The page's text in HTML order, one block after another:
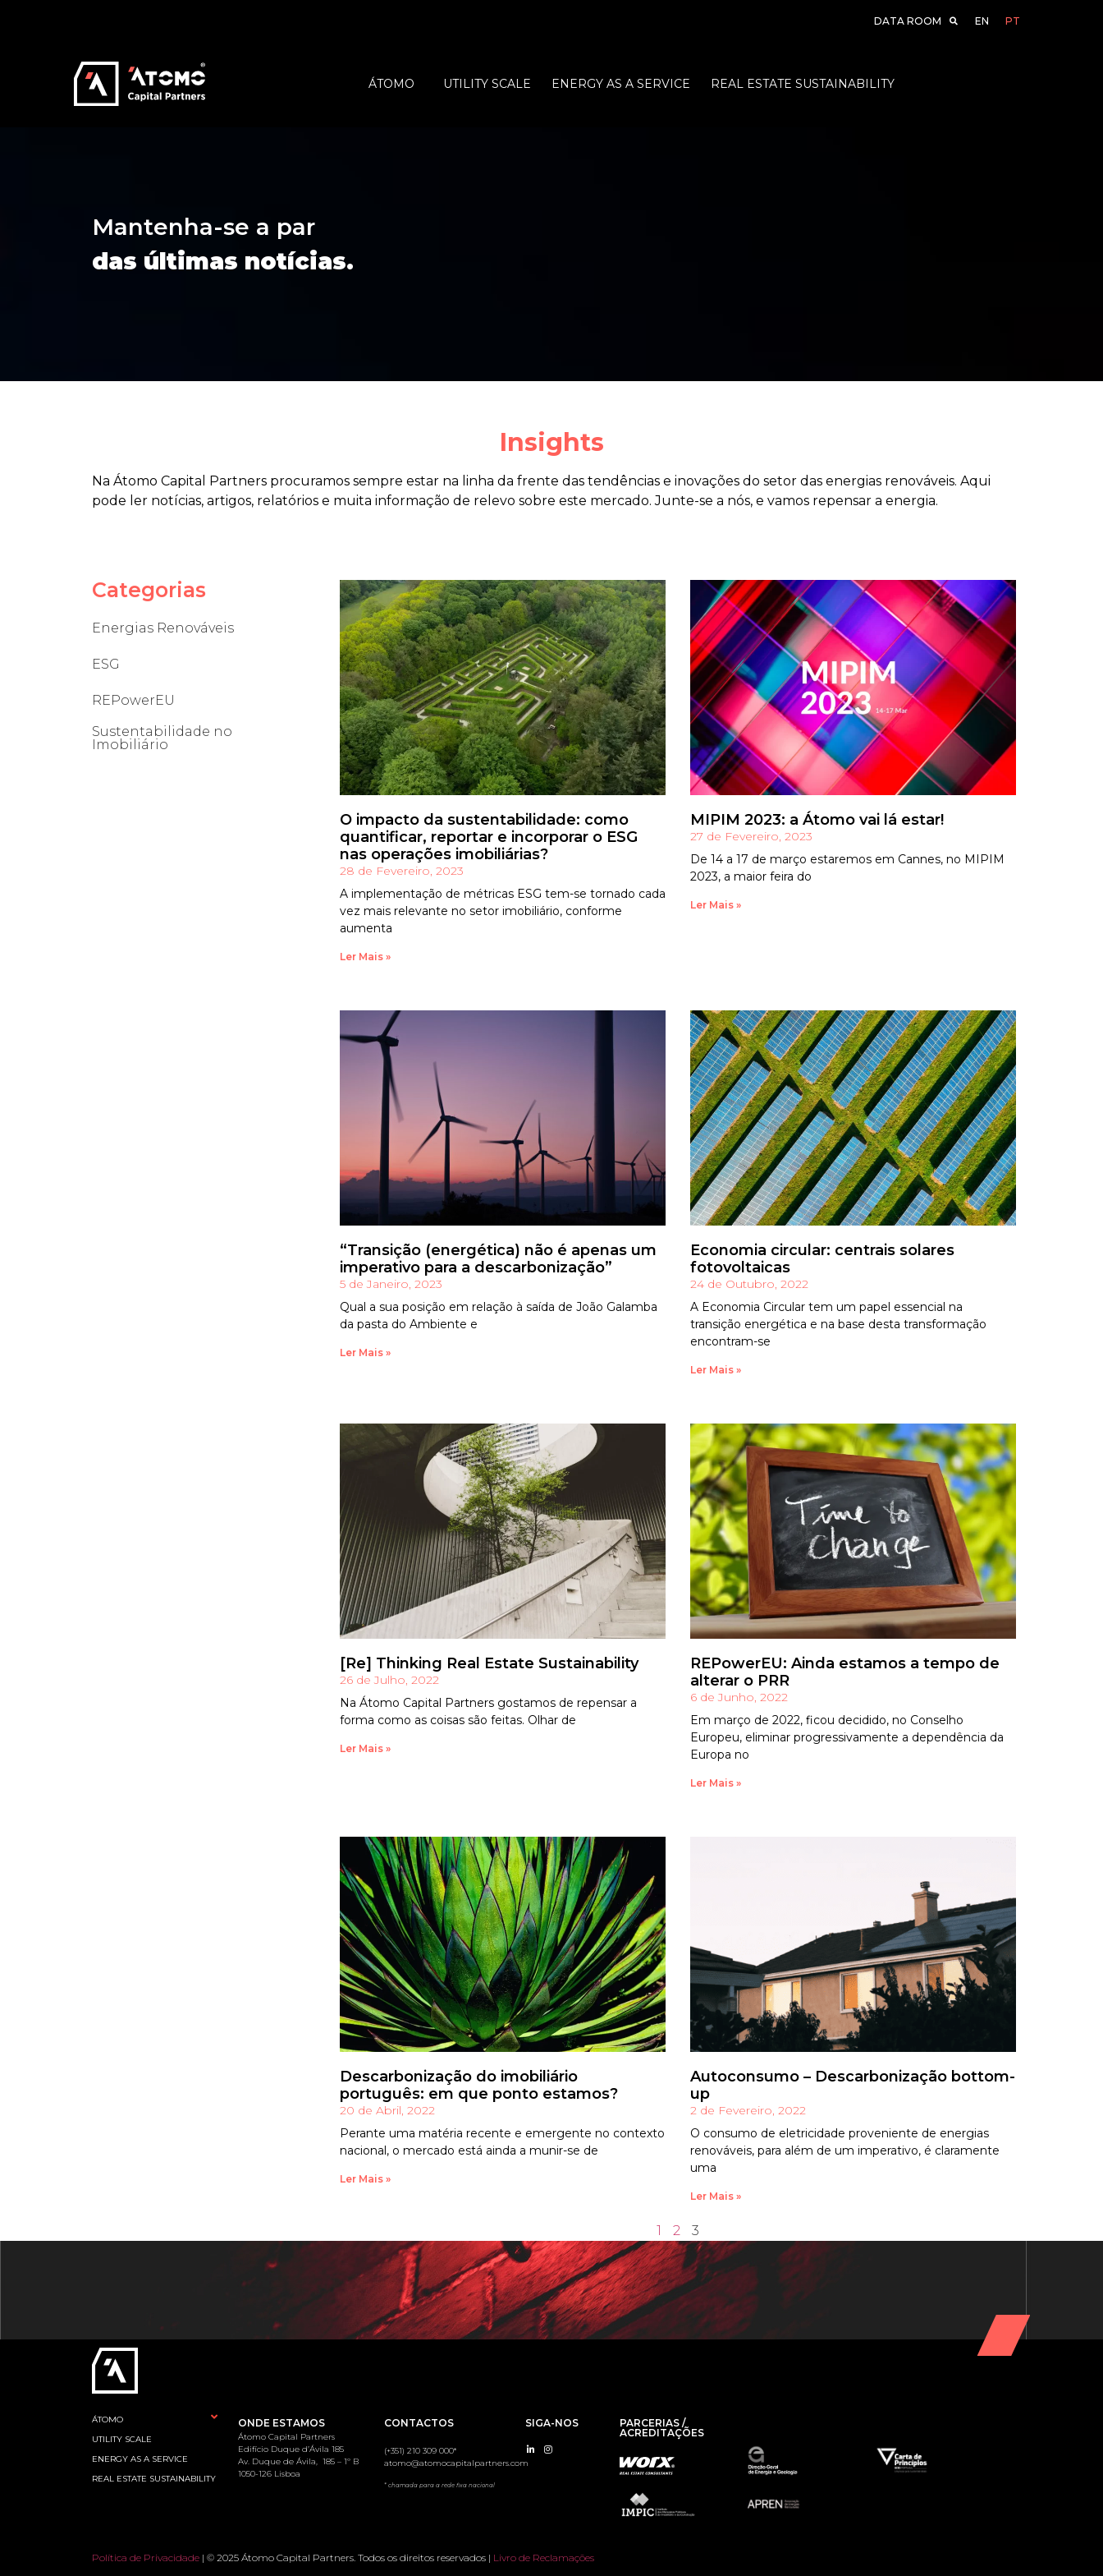
DATA ROOM EN PT
ÁTOMO UTILITY SCALE ENERGY AS A SERVICE REAL ESTATE SUSTAINABILITY
Mantenha-se a par
das últimas notícias.
Insights
Na Átomo Capital Partners procuramos sempre estar na linha da frente das tendências e inovações do setor das energias renováveis. Aqui
pode ler notícias, artigos, relatórios e muita informação de relevo sobre este mercado. Junte-se a nós, e vamos repensar a energia.
Categorias
Energias Renováveis
ESG
REPowerEU
Sustentabilidade no
Imobiliário
O impacto da sustentabilidade: como
quantificar, reportar e incorporar o ESG
nas operações imobiliárias?
28 de Fevereiro, 2023
A implementação de métricas ESG tem-se tornado cada
vez mais relevante no setor imobiliário, conforme
aumenta
Ler Mais »
MIPIM 2023: a Átomo vai lá estar!
27 de Fevereiro, 2023
De 14 a 17 de março estaremos em Cannes, no MIPIM
2023, a maior feira do
Ler Mais »
“Transição (energética) não é apenas um
imperativo para a descarbonização”
5 de Janeiro, 2023
Qual a sua posição em relação à saída de João Galamba
da pasta do Ambiente e
Ler Mais »
Economia circular: centrais solares
fotovoltaicas
24 de Outubro, 2022
A Economia Circular tem um papel essencial na
transição energética e na base desta transformação
encontram-se
Ler Mais »
[Re] Thinking Real Estate Sustainability
26 de Julho, 2022
Na Átomo Capital Partners gostamos de repensar a
forma como as coisas são feitas. Olhar de
Ler Mais »
REPowerEU: Ainda estamos a tempo de
alterar o PRR
6 de Junho, 2022
Em março de 2022, ficou decidido, no Conselho
Europeu, eliminar progressivamente a dependência da
Europa no
Ler Mais »
Descarbonização do imobiliário
português: em que ponto estamos?
20 de Abril, 2022
Perante uma matéria recente e emergente no contexto
nacional, o mercado está ainda a munir-se de
Ler Mais »
Autoconsumo – Descarbonização bottom-
up
2 de Fevereiro, 2022
O consumo de eletricidade proveniente de energias
renováveis, para além de um imperativo, é claramente
uma
Ler Mais »
1 2 3
ÁTOMO
UTILITY SCALE
ENERGY AS A SERVICE
REAL ESTATE SUSTAINABILITY
ONDE ESTAMOS
Átomo Capital Partners
Edifício Duque d’Ávila 185
Av. Duque de Ávila, 185 – 1º B
1050-126 Lisboa
CONTACTOS
(+351) 210 309 000*
atomo@atomocapitalpartners.com
* chamada para a rede fixa nacional
SIGA-NOS
PARCERIAS /
ACREDITAÇÕES
Política de Privacidade | © 2025 Átomo Capital Partners. Todos os direitos reservados | Livro de Reclamações